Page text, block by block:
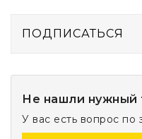
ПОДПИСАТЬСЯ
Не нашли нужный
У вас есть вопрос по